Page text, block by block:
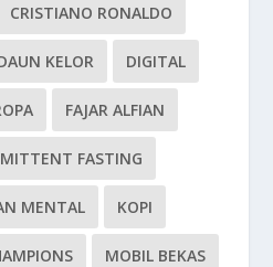
CRISTIANO RONALDO
KELOR DIGITAL
FAJAR ALFIAN
FASTING
MENTAL KOPI
MOBIL BEKAS